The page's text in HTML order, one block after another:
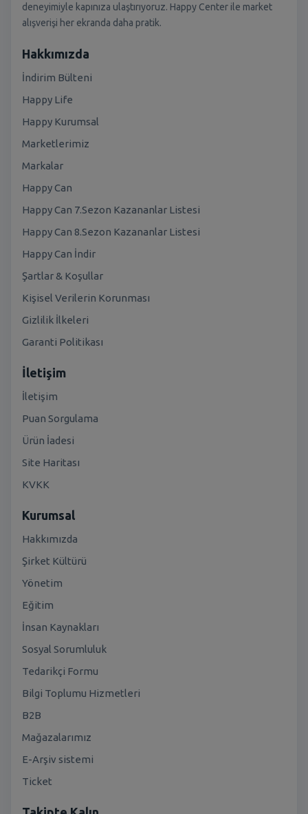
deneyimiyle kapınıza ulaştırıyoruz. Happy Center ile market
alışverişi her ekranda daha pratik.
Hakkımızda
İndirim Bülteni
Happy Life
Happy Kurumsal
Marketlerimiz
Markalar
Happy Can
Happy Can 7.Sezon Kazananlar Listesi
Happy Can 8.Sezon Kazananlar Listesi
Happy Can İndir
Şartlar & Koşullar
Kişisel Verilerin Korunması
Gizlilik İlkeleri
Garanti Politikası
İletişim
İletişim
Puan Sorgulama
Ürün İadesi
Site Haritası
KVKK
Kurumsal
Hakkımızda
Şirket Kültürü
Yönetim
Eğitim
İnsan Kaynakları
Sosyal Sorumluluk
Tedarikçi Formu
Bilgi Toplumu Hizmetleri
B2B
Mağazalarımız
E-Arşiv sistemi
Ticket